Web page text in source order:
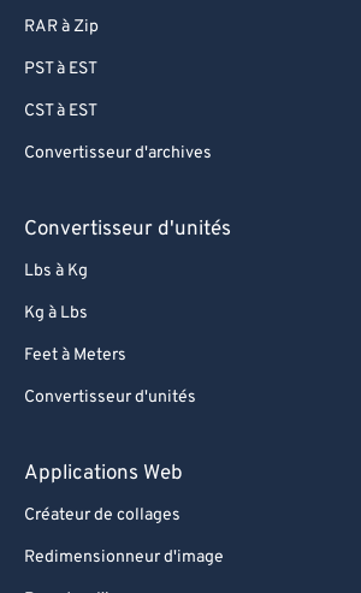
RAR à Zip
PST à EST
CST à EST
Convertisseur d'archives
Convertisseur d'unités
Lbs à Kg
Kg à Lbs
Feet à Meters
Convertisseur d'unités
Applications Web
Créateur de collages
Redimensionneur d'image